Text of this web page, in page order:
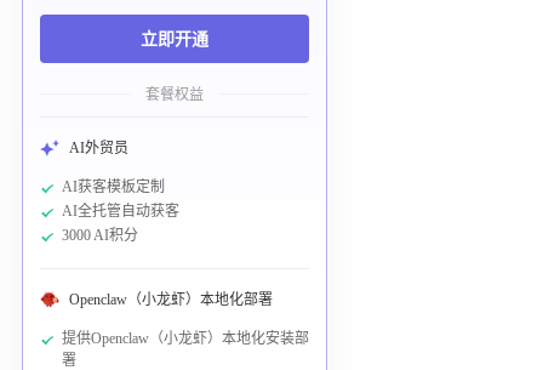
立即开通
套餐权益
AI外贸员
AI获客模板定制
AI全托管自动获客
3000 AI积分
Openclaw（小龙虾）本地化部署
提供Openclaw（小龙虾）本地化安装部
署